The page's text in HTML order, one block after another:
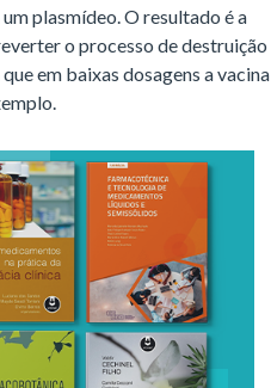
plasmídeo. O resultado é a
o processo de destruição
em baixas dosagens a vacina